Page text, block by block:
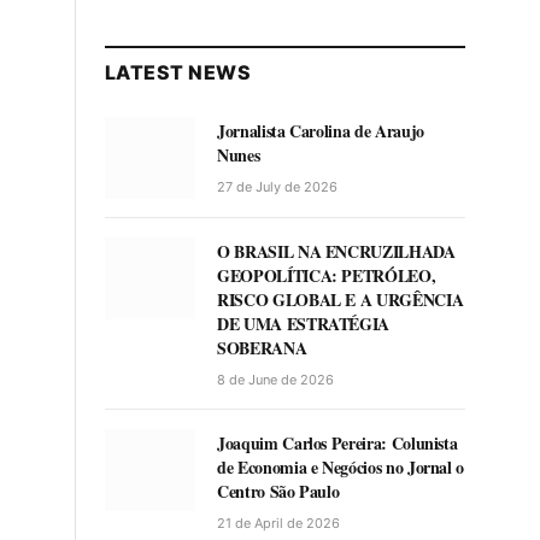
LATEST NEWS
Jornalista Carolina de Araujo
Nunes
27 de July de 2026
O BRASIL NA ENCRUZILHADA
GEOPOLÍTICA: PETRÓLEO,
RISCO GLOBAL E A URGÊNCIA
DE UMA ESTRATÉGIA
SOBERANA
8 de June de 2026
Joaquim Carlos Pereira: Colunista
de Economia e Negócios no Jornal o
Centro São Paulo
21 de April de 2026